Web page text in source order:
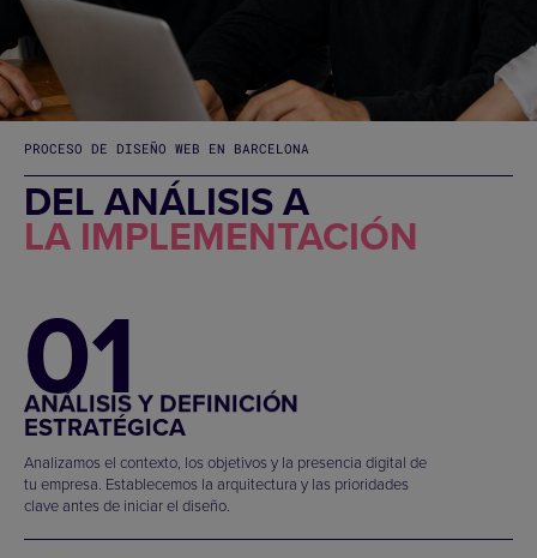
PROCESO DE DISEÑO WEB EN BARCELONA
DEL ANÁLISIS A
LA IMPLEMENTACIÓN
01
ANÁLISIS Y DEFINICIÓN
ESTRATÉGICA
Analizamos el contexto, los objetivos y la presencia digital de
tu empresa. Establecemos la arquitectura y las prioridades
clave antes de iniciar el diseño.